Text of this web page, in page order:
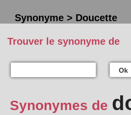
Synonyme > Doucette
Trouver le synonyme de
Ok
Synonymes de